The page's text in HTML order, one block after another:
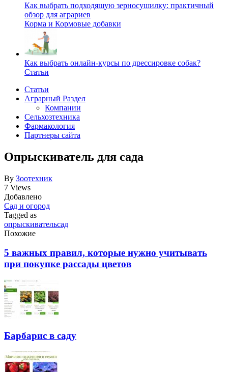
Как выбрать подходящую зерносушилку: практичный
обзор для аграриев
Корма и Кормовые добавки
Как выбрать онлайн-курсы по дрессировке собак?
Статьи
Статьи
Аграрный Раздел
Компании
Сельхозтехника
Фармакология
Партнеры сайта
Опрыскиватель для сада
By Зоотехник
7 Views
Добавлено
Сад и огород
Tagged as
опрыскивательсад
Похожие
5 важных правил, которые нужно учитывать
при покупке рассады цветов
Барбарис в саду